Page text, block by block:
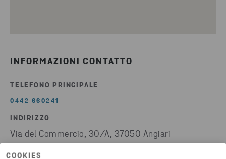
COOKIES
INFORMAZIONI CONTATTO
TELEFONO PRINCIPALE
0442 660241
INDIRIZZO
Via del Commercio, 30/A, 37050 Angiari